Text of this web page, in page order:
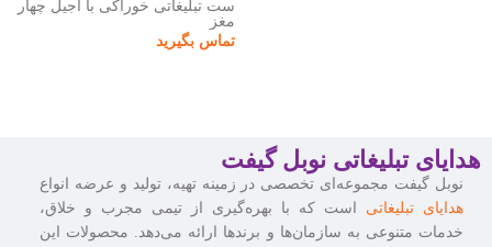
ست تبلیغاتی خوراکی با اجیل چهار
مغز
تماس بگیرید
هدایای تبلیغاتی نوبل گیفت
نوبل گیفت مجموعه‌ای تخصصی در زمینه تهیه، تولید و عرضه انواع
هدایای تبلیغاتی است که با بهره‌گیری از تیمی مجرب و خلاق،
خدمات متنوعی به سازمان‌ها و برندها ارائه می‌دهد. محصولات این